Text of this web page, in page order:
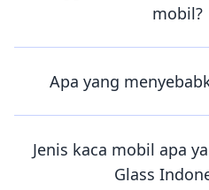
mobil?
Apa yang
Jenis kaca mobil apa
Glass